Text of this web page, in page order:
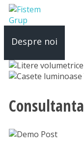
Despre noi
Consultanta